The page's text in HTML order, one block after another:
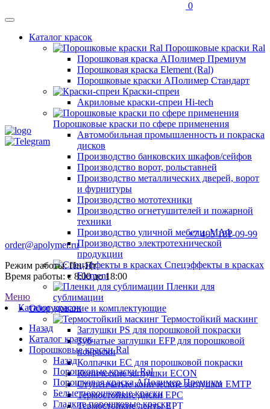
0
Каталог красок
Порошковые краски Ral
Порошковая краска АПолимер Премиум
Порошковая краска Element (Ral)
Порошковые краски АПолимер Стандарт
Краски-спреи
Акриловые краски-спреи Hi-tech
Порошковые краски по сфере применения
Автомобильная промышленность и покраска
дисков
Производство банковских шкафов/сейфов
Производство ворот, рольставней
Производство металлических дверей, ворот
и фурнитуры
Производство мототехники
Производство огнетушителей и пожарной
техники
Производство уличной мебели, МАФ
Производство электротехнической
продукции
Спецэффекты в красках
Element
Пленки для
сублимации
Оборудование и комплектующие
Термостойкий маскинг
Заглушки PS для порошковой покраски
Зубчатые заглушки EFP для порошковой
покраски
Колпачки ЕС для порошковой покраски
Конические заглушки ECON
Ступенчатые конические заглушки EMTP
Термостойкие диски EPC
Термостойкие ленты EPT
+7 495 181-09-99
order@apolymer.ru
Режим работы: Пн-Пт
Время работы: с 8:00 до 18:00
Меню
Каталог красок
Назад
Каталог красок
Порошковые краски Ral
Назад
Порошковые краски Ral
Порошковая краска АПолимер Премиум
Белые порошковые краски
Гладкие порошковые краски